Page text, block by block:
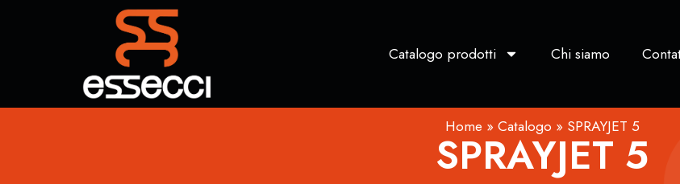
Catalogo prodotti Chi siamo
Home » Catalogo » SPRAYJET 5
SPRAYJET 5